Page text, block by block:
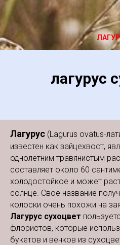
лагурус
Лагурус (Lagurus ovatus-
известен как зайцехвост,
однолетним травянистым
составляет около 60
холодостойкое и может
солнце. Свое название
колоски очень похожи на
Лагурус сухоцвет
флористов, которые
букетов и венков из